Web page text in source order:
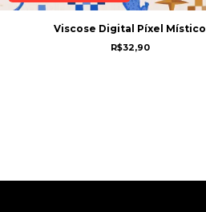
Viscose Digital Píxel Místico
R$32,90